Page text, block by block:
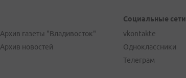
Архив газеты "Владивосток"
Архив новостей
Социальные сети
vkontakte
Одноклассники
Телеграм